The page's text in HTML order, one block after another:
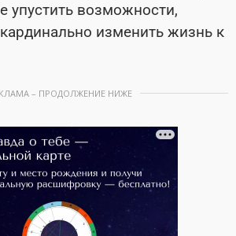
упустить возможности,
изменить жизнь к
– ПРОДОЛЖЕНИЕ НИЖЕ